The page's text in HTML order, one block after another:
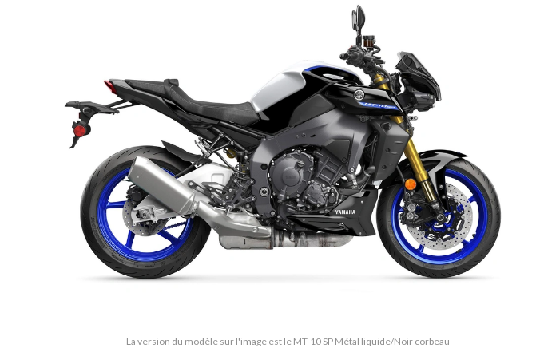
La version du modèle sur l'image est le MT-10 SP Métal liquide/Noir corbeau